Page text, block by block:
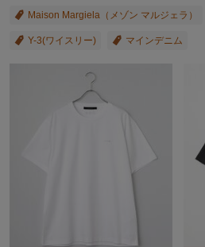
Maison Margiela（メゾン マルジェラ）
Y-3(ワイスリー) マインデニム